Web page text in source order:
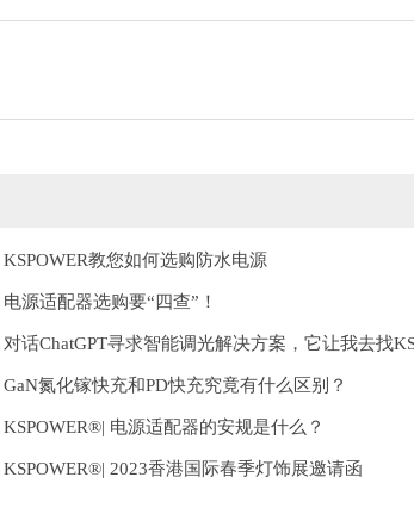
KSPOWER教您如何选购防水电源
电源适配器选购要“四查”！
对话ChatGPT寻求智能调光解决方案，它让我去找
GaN氮化镓快充和PD快充究竟有什么区别？
KSPOWER®| 电源适配器的安规是什么？
KSPOWER®| 2023香港国际春季灯饰展邀请函